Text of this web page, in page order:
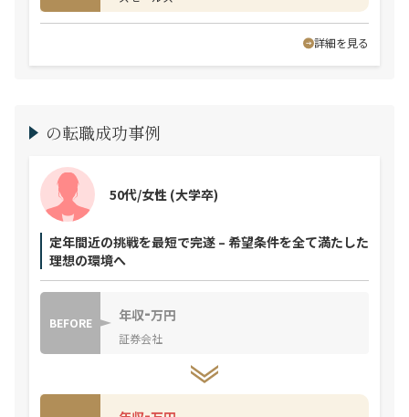
詳細を見る
の転職成功事例
定年間近の挑戦を最短で完遂 – 希望条件を全て満たした
理想の環境へ
50代/女性 (大学卒)
BEFORE 年収-万円
証券会社